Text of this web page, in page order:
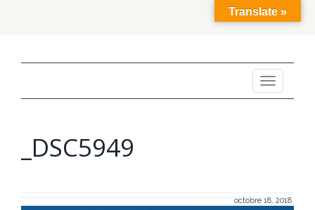
Toggle
navigation
_DSC5949
octobre 18, 2018
Translate »